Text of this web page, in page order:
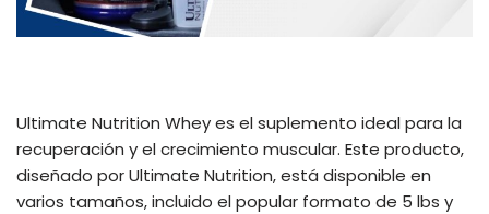
Ultimate Nutrition Whey es el suplemento ideal para la
recuperación y el crecimiento muscular. Este producto,
diseñado por Ultimate Nutrition, está disponible en
varios tamaños, incluido el popular formato de 5 lbs y